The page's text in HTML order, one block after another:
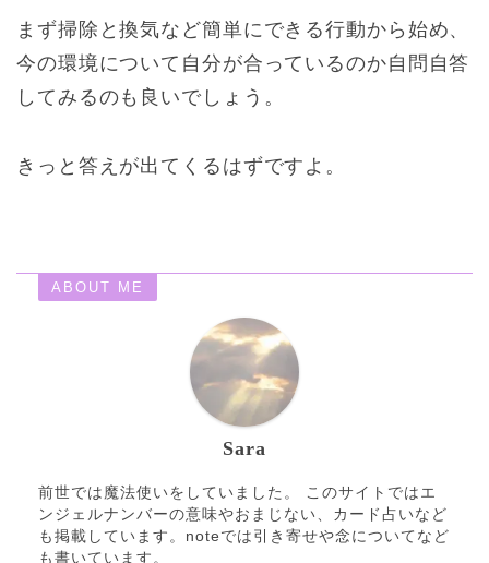
まず掃除と換気など簡単にできる行動から始め、
今の環境について自分が合っているのか自問自答
してみるのも良いでしょう。
きっと答えが出てくるはずですよ。
ABOUT ME
Sara
前世では魔法使いをしていました。 このサイトではエ
ンジェルナンバーの意味やおまじない、カード占いなど
も掲載しています。noteでは引き寄せや念についてなど
も書いています。